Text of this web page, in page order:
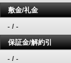
敷金/礼金
- / -
保証金/解約引
- / -